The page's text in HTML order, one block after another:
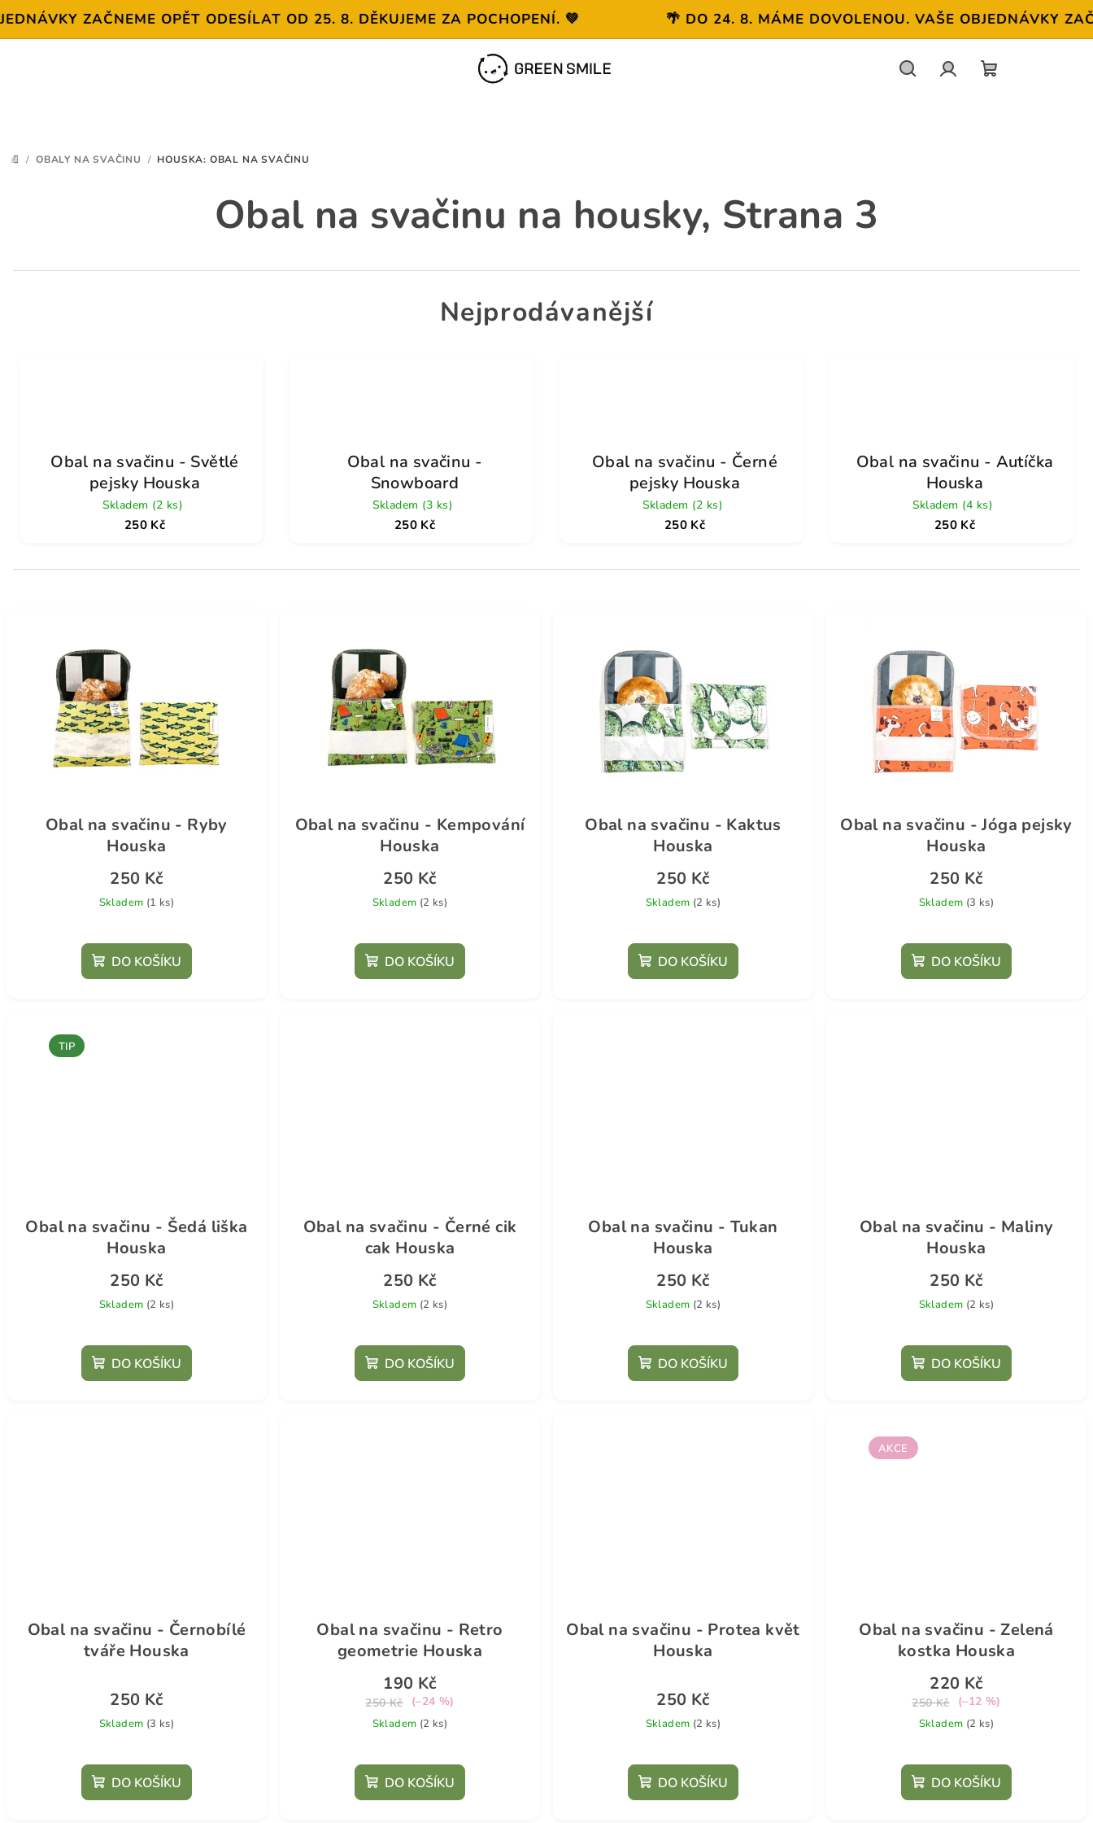
ZAČNEME OPĚT ODESÍLAT OD 25. 8. DĚKUJEME ZA POCHOPENÍ. 💚 🌴 DO 24. 8. MÁME DOVOLENOU. VAŠE OBJEDNÁVKY
DOMŮ
/ OBALY NA SVAČINU / HOUSKA: OBAL NA SVAČINU
Obal na svačinu na housky, Strana 3
Nejprodávanější
Obal na svačinu - Světlé
pejsky Houska
Skladem (2 ks)
250 Kč
Obal na svačinu -
Snowboard
Skladem (3 ks)
250 Kč
Obal na svačinu - Černé
pejsky Houska
Skladem (2 ks)
250 Kč
Obal na svačinu - Autíčka
Houska
Skladem (4 ks)
250 Kč
Obal na svačinu - Ryby
Houska
250 Kč
Skladem (1 ks)
DO KOŠÍKU
Obal na svačinu - Kempování
Houska
250 Kč
Skladem (2 ks)
DO KOŠÍKU
Obal na svačinu - Kaktus
Houska
250 Kč
Skladem (2 ks)
DO KOŠÍKU
Obal na svačinu - Jóga pejsky
Houska
250 Kč
Skladem (3 ks)
DO KOŠÍKU
TIP
Obal na svačinu - Šedá liška
Houska
250 Kč
Skladem (2 ks)
DO KOŠÍKU
Obal na svačinu - Černé cik
cak Houska
250 Kč
Skladem (2 ks)
DO KOŠÍKU
Obal na svačinu - Tukan
Houska
250 Kč
Skladem (2 ks)
DO KOŠÍKU
Obal na svačinu - Maliny
Houska
250 Kč
Skladem (2 ks)
DO KOŠÍKU
Obal na svačinu - Černobílé
tváře Houska
250 Kč
Skladem (3 ks)
DO KOŠÍKU
Obal na svačinu - Retro
geometrie Houska
190 Kč
250 Kč (–24 %)
Skladem (2 ks)
DO KOŠÍKU
Obal na svačinu - Protea květ
Houska
250 Kč
Skladem (2 ks)
DO KOŠÍKU
AKCE
Obal na svačinu - Zelená
kostka Houska
220 Kč
250 Kč (–12 %)
Skladem (2 ks)
DO KOŠÍKU